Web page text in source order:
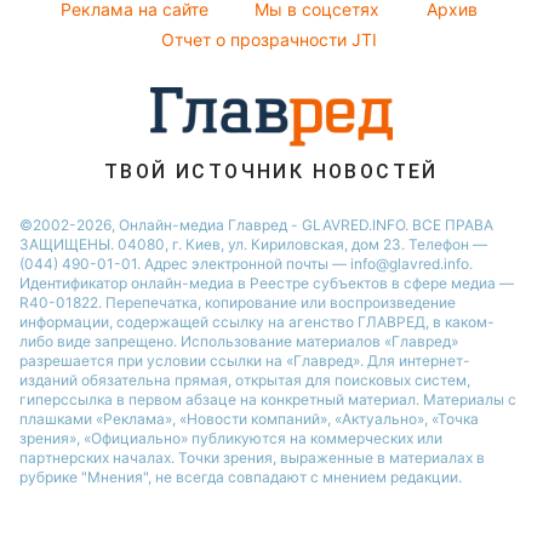
Новости Харькова
Максим Галкин
Виталий Козловский
Все о шоу-бизнесе
Реклама на сайте
Мы в соцсетях
Архив
Отчет о прозрачности JTI
ТВОЙ ИСТОЧНИК НОВОСТЕЙ
©2002-2026, Онлайн-медиа Главред - GLAVRED.INFO. ВСЕ ПРАВА
ЗАЩИЩЕНЫ. 04080, г. Киев, ул. Кириловская, дом 23. Телефон —
(044) 490-01-01. Адрес электронной почты — info@glavred.info.
Идентификатор онлайн-медиа в Реестре cубъектов в сфере медиа —
R40-01822. Перепечатка, копирование или воспроизведение
информации, содержащей ссылку на агенство ГЛАВРЕД, в каком-
либо виде запрещено. Использование материалов «Главред»
разрешается при условии ссылки на «Главред». Для интернет-
изданий обязательна прямая, открытая для поисковых систем,
гиперссылка в первом абзаце на конкретный материал. Материалы с
плашками «Реклама», «Новости компаний», «Актуально», «Точка
зрения», «Официально» публикуются на коммерческих или
партнерских началах. Точки зрения, выраженные в материалах в
рубрике "Мнения", не всегда совпадают с мнением редакции.